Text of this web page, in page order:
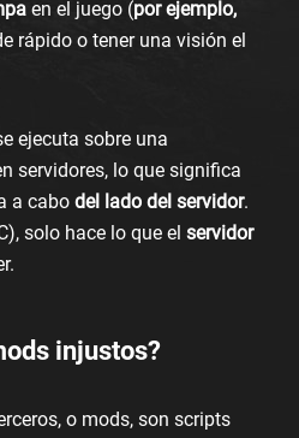
en el juego (por ejemplo,
rápido o tener una visión el
ejecuta sobre una
servidores, lo que significa
a cabo del lado del servidor.
solo hace lo que el servidor
injustos?
o mods, son scripts